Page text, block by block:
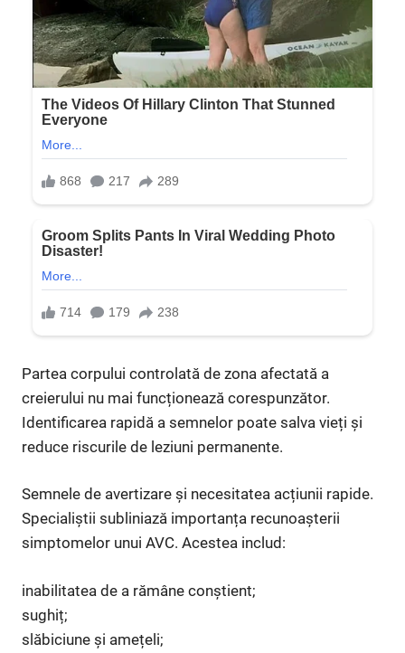
Partea corpului controlată de zona afectată a
creierului nu mai funcționează corespunzător.
Identificarea rapidă a semnelor poate salva vieți și
reduce riscurile de leziuni permanente.
Semnele de avertizare și necesitatea acțiunii rapide.
Specialiștii subliniază importanța recunoașterii
simptomelor unui AVC. Acestea includ:
inabilitatea de a rămâne conștient;
sughiț;
slăbiciune și amețeli;